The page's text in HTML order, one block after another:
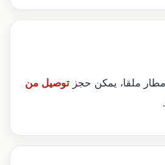
ملقا، يمكن حجز توصيل من
.